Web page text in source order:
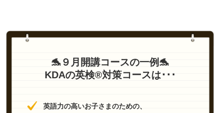
🐬９月開講コースの一例🐬
KDAの英検®対策コースは･･･
英語力の高いお子さまのための、